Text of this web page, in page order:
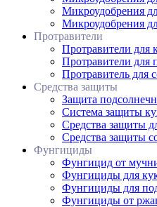
Микроудобрения
Микроудобрения
Протравители
Протравители для
Протравители для
Протравитель для
Средства защиты
Защита
Система защиты
Средства защиты
Средства защиты
Фунгициды
Фунгицид от
Фунгициды для
Фунгициды для
Фунгициды от